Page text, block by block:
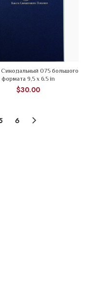
Синодальный 075 большого
формата 9,5 х 6.5 in
$30.00
6